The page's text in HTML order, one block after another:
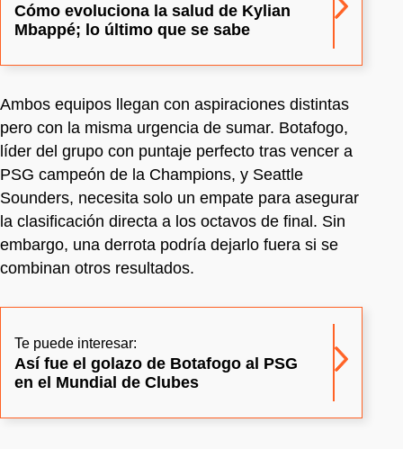
Cómo evoluciona la salud de Kylian
Mbappé; lo último que se sabe
Ambos equipos llegan con aspiraciones distintas
pero con la misma urgencia de sumar. Botafogo,
líder del grupo con puntaje perfecto tras vencer a
PSG campeón de la Champions, y Seattle
Sounders, necesita solo un empate para asegurar
la clasificación directa a los octavos de final. Sin
embargo, una derrota podría dejarlo fuera si se
combinan otros resultados.
Te puede interesar:
Así fue el golazo de Botafogo al PSG
en el Mundial de Clubes